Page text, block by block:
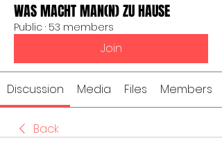
WAS MACHT MAN(N) ZU HAUSE
Public · 53 members
Join
Discussion Media Files Members
Back